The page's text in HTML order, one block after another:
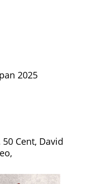
2025
Cent, David